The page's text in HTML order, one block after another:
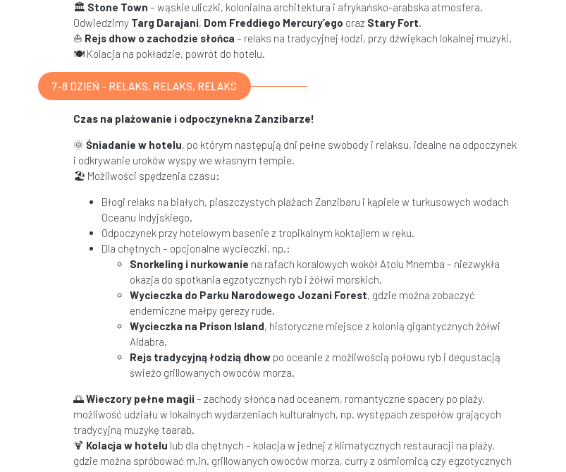
🏛 Stone Town – wąskie uliczki, kolonialna architektura i afrykańsko-arabska atmosfera.
Odwiedzimy Targ Darajani, Dom Freddiego Mercury’ego oraz Stary Fort.
⛵ Rejs dhow o zachodzie słońca – relaks na tradycyjnej łodzi, przy dźwiękach lokalnej muzyki.
🍽 Kolacja na pokładzie, powrót do hotelu.
7-8 DZIEŃ - RELAKS, RELAKS, RELAKS
Czas na plażowanie i odpoczynekna Zanzibarze!
🌞 Śniadanie w hotelu, po którym następują dni pełne swobody i relaksu, idealne na odpoczynek
i odkrywanie uroków wyspy we własnym tempie.
🏖 Możliwości spędzenia czasu:
Błogi relaks na białych, piaszczystych plażach Zanzibaru i kąpiele w turkusowych wodach
Oceanu Indyjskiego.
Odpoczynek przy hotelowym basenie z tropikalnym koktajlem w ręku.
Dla chętnych – opcjonalne wycieczki, np.:
Snorkeling i nurkowanie na rafach koralowych wokół Atolu Mnemba – niezwykła
okazja do spotkania egzotycznych ryb i żółwi morskich.
Wycieczka do Parku Narodowego Jozani Forest, gdzie można zobaczyć
endemiczne małpy gerezy rude.
Wycieczka na Prison Island, historyczne miejsce z kolonią gigantycznych żółwi
Aldabra.
Rejs tradycyjną łodzią dhowpo oceanie z możliwością połowu ryb i degustacją
świeżo grillowanych owoców morza.
🌅Wieczory pełne magii– zachody słońca nad oceanem, romantyczne spacery po plaży,
możliwość udziału w lokalnych wydarzeniach kulturalnych, np. występach zespołów grających
tradycyjną muzykę taarab.
🍹 Kolacja w hotelu lub dla chętnych – kolacja w jednej z klimatycznych restauracji na plaży,
gdzie można spróbować m.in. grillowanych owoców morza, curry z ośmiornicą czy egzotycznych